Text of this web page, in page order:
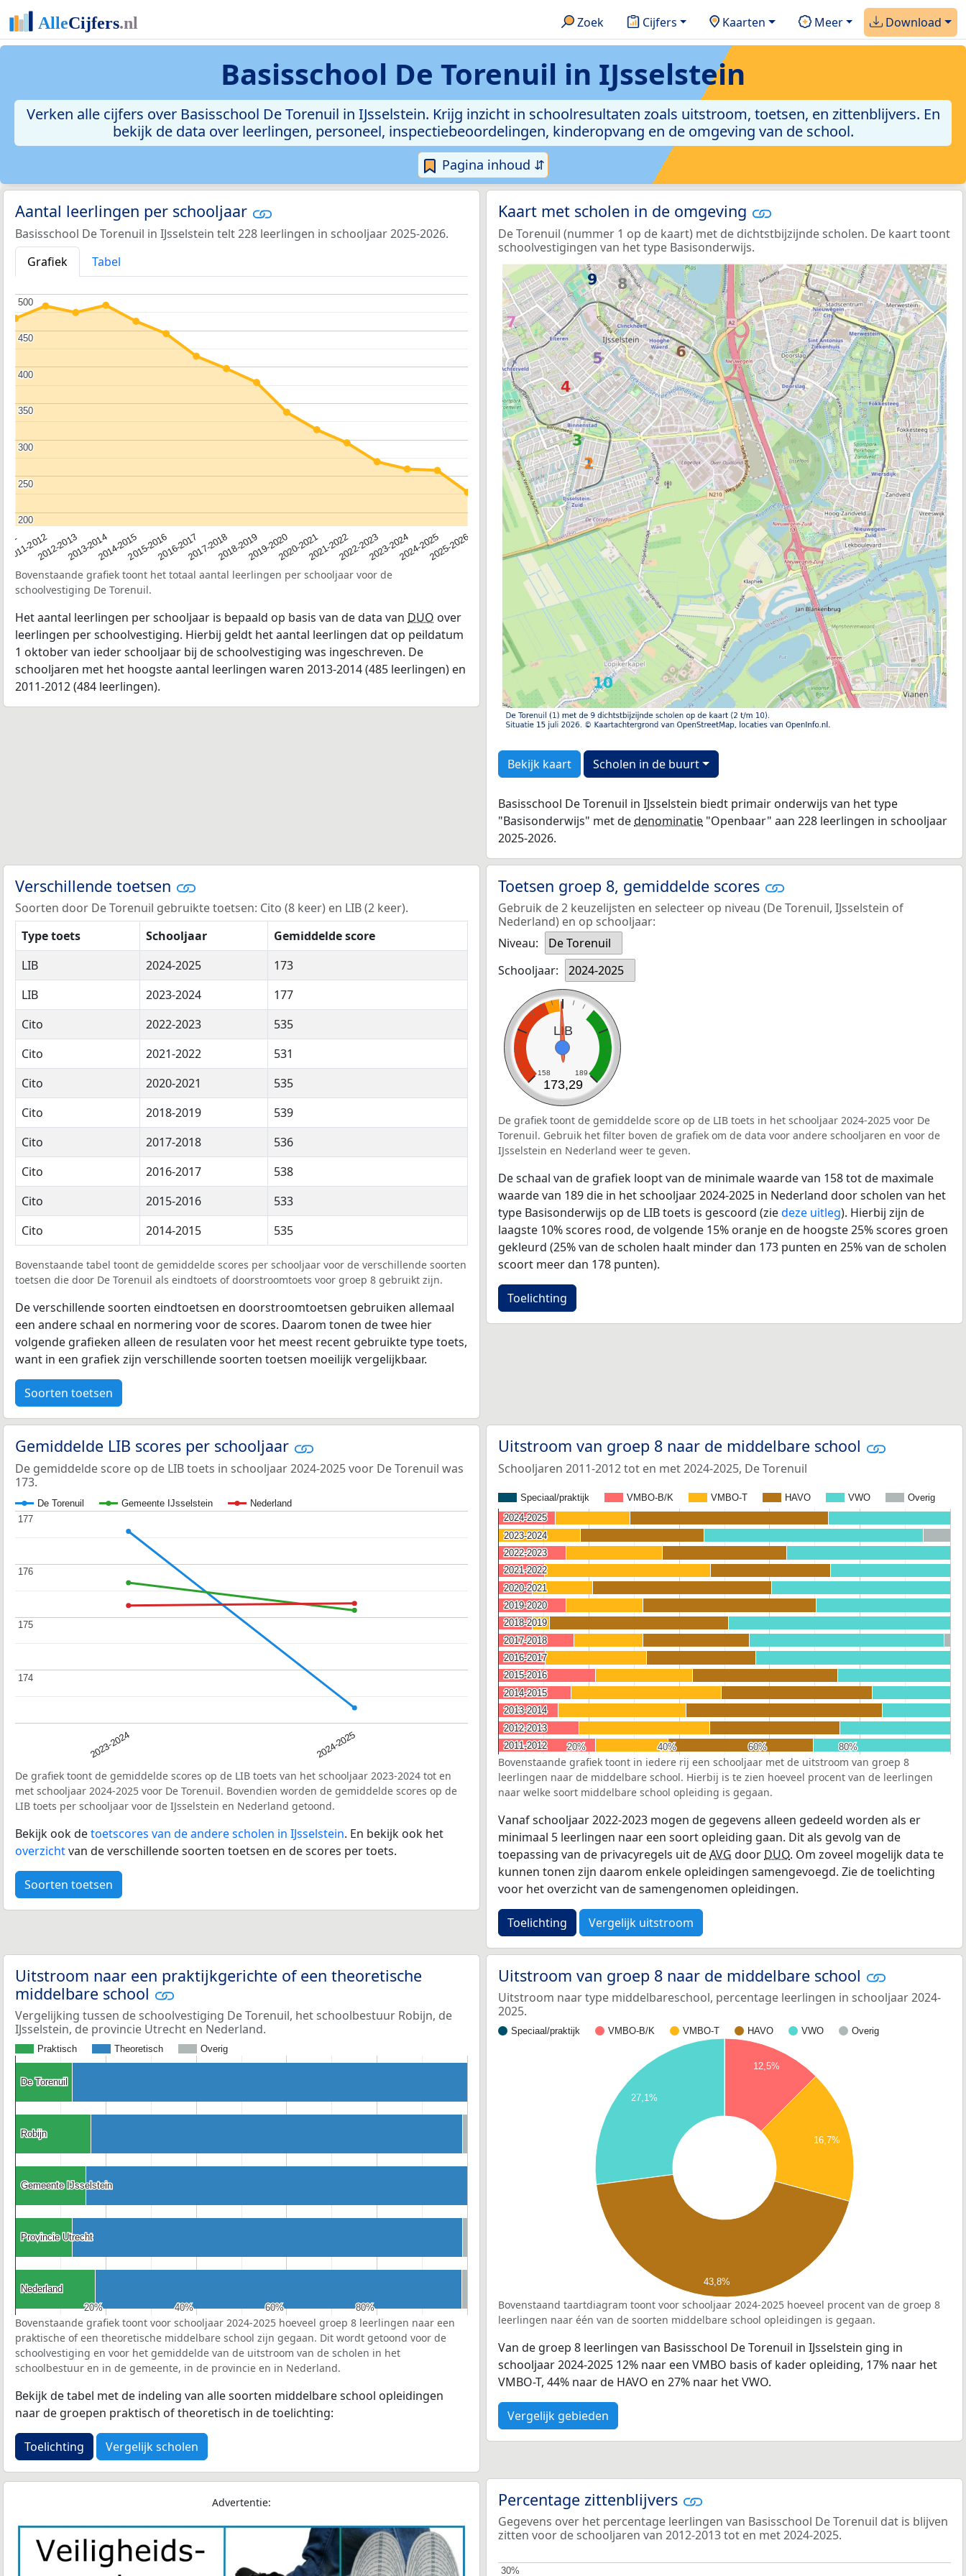
Zoek Cijfers Kaarten Meer Download
Basisschool De Torenuil in IJsselstein
Verken alle cijfers over Basisschool De Torenuil in IJsselstein. Krijg inzicht in schoolresultaten zoals uitstroom, toetsen, en zittenblijvers. En
bekijk de data over leerlingen, personeel, inspectiebeoordelingen, kinderopvang en de omgeving van de school.
Pagina inhoud ⇵
Aantal leerlingen per schooljaar
Basisschool De Torenuil in IJsselstein telt 228 leerlingen in schooljaar 2025-2026.
Grafiek
Tabel
2011-20122012-20132013-20142014-20152015-20162016-20172017-20182018-20192019-20202020-20212021-20222022-20232023-20242024-20252025-2026
200
200
250
250
300
300
350
350
400
400
450
450
500
500
Bovenstaande grafiek toont het totaal aantal leerlingen per schooljaar voor de
schoolvestiging De Torenuil.
Het aantal leerlingen per schooljaar is bepaald op basis van de data van DUO over
leerlingen per schoolvestiging. Hierbij geldt het aantal leerlingen dat op peildatum
1 oktober van ieder schooljaar bij de schoolvestiging was ingeschreven. De
schooljaren met het hoogste aantal leerlingen waren 2013-2014 (485 leerlingen) en
2011-2012 (484 leerlingen).
Kaart met scholen in de omgeving
De Torenuil (nummer 1 op de kaart) met de dichtstbijzijnde scholen. De kaart toont
schoolvestigingen van het type Basisonderwijs.
Bekijk kaart Scholen in de buurt
Basisschool De Torenuil in IJsselstein biedt primair onderwijs van het type
"Basisonderwijs" met dedenominatie "Openbaar" aan 228 leerlingen in schooljaar
2025-2026.
Verschillende toetsen
Soorten door De Torenuil gebruikte toetsen: Cito (8 keer) en LIB (2 keer).
Type toets
Schooljaar
Gemiddelde score
LIB
2024-2025
173
LIB
2023-2024
177
Cito
2022-2023
535
Cito
2021-2022
531
Cito
2020-2021
535
Cito
2018-2019
539
Cito
2017-2018
536
Cito
2016-2017
538
Cito
2015-2016
533
Cito
2014-2015 535
Bovenstaande tabel toont de gemiddelde scores per schooljaar voor de verschillende soorten
toetsen die door De Torenuil als eindtoets of doorstroomtoets voor groep 8 gebruikt zijn.
De verschillende soorten eindtoetsen en doorstroomtoetsen gebruiken allemaal
een andere schaal en normering voor de scores. Daarom tonen de twee hier
volgende grafieken alleen de resulaten voor het meest recent gebruikte type toets,
want in een grafiek zijn verschillende soorten toetsen moeilijk vergelijkbaar.
Soorten toetsen
Toetsen groep 8, gemiddelde scores
Gebruik de 2 keuzelijsten en selecteer op niveau (De Torenuil, IJsselstein of
Nederland) en op schooljaar:
Niveau:
De Torenuil
Schooljaar:
2024-2025
LIB
158 189
173,29
De grafiek toont de gemiddelde score op de LIB toets in het schooljaar 2024-2025 voor De
Torenuil. Gebruik het filter boven de grafiek om de data voor andere schooljaren en voor de
IJsselstein en Nederland weer te geven.
De schaal van de grafiek loopt van de minimale waarde van 158 tot de maximale
waarde van 189 die in het schooljaar 2024-2025 in Nederland door scholen van het
type Basisonderwijs op de LIB toets is gescoord (ziedeze uitleg). Hierbij zijn de
laagste 10% scores rood, de volgende 15% oranje en de hoogste 25% scores groen
gekleurd (25% van de scholen haalt minder dan 173 punten en 25% van de scholen
scoort meer dan 178 punten).
Toelichting
Gemiddelde LIB scores per schooljaar
De gemiddelde score op de LIB toets in schooljaar 2024-2025 voor De Torenuil was
173.
De Torenuil Gemeente IJsselstein Nederland
2023-2024 2024-2025
174
174
175
175
176
176
177
177
De grafiek toont de gemiddelde scores op de LIB toets van het schooljaar 2023-2024 tot en
met schooljaar 2024-2025 voor De Torenuil. Bovendien worden de gemiddelde scores op de
LIB toets per schooljaar voor de IJsselstein en Nederland getoond.
Bekijk ook detoetscores van de andere scholen in IJsselstein. En bekijk ook het
overzichtvan de verschillende soorten toetsen en de scores per toets.
Soorten toetsen
Uitstroom van groep 8 naar de middelbare school
Schooljaren 2011-2012 tot en met 2024-2025, De Torenuil
Speciaal/praktijk VMBO-B/K VMBO-T HAVO VWO Overig
20%
20% 40%
40% 60%
60% 80%
80%
2024-2025
2024-2025
2023-2024
2023-2024
2022-2023
2022-2023
2021-2022
2021-2022
2020-2021
2020-2021
2019-2020
2019-2020
2018-2019
2018-2019
2017-2018
2017-2018
2016-2017
2016-2017
2015-2016
2015-2016
2014-2015
2014-2015
2013-2014
2013-2014
2012-2013
2012-2013
2011-2012
2011-2012
Bovenstaande grafiek toont in iedere rij een schooljaar met de uitstroom van groep 8
leerlingen naar de middelbare school. Hierbij is te zien hoeveel procent van de leerlingen
naar welke soort middelbare school opleiding is gegaan.
Vanaf schooljaar 2022-2023 mogen de gegevens alleen gedeeld worden als er
minimaal 5 leerlingen naar een soort opleiding gaan. Dit als gevolg van de
toepassing van de privacyregels uit deAVG door DUO. Om zoveel mogelijk data te
kunnen tonen zijn daarom enkele opleidingen samengevoegd. Zie de toelichting
voor het overzicht van de samengenomen opleidingen.
Toelichting Vergelijk uitstroom
Uitstroom naar een praktijkgerichte of een theoretische
middelbare school
Vergelijking tussen de schoolvestiging De Torenuil, het schoolbestuur Robijn, de
IJsselstein, de provincie Utrecht en Nederland.
Praktisch Theoretisch Overig
20%
20% 40%
40% 60%
60% 80%
80%
De Torenuil
De Torenuil
Robijn
Robijn
Gemeente IJsselstein
Gemeente IJsselstein
Provincie Utrecht
Provincie Utrecht
Nederland
Nederland
Bovenstaande grafiek toont voor schooljaar 2024-2025 hoeveel groep 8 leerlingen naar een
praktische of een theoretische middelbare school zijn gegaan. Dit wordt getoond voor de
schoolvestiging en voor het gemiddelde van de uitstroom van de scholen in het
schoolbestuur en in de gemeente, in de provincie en in Nederland.
Bekijk de tabel met de indeling van alle soorten middelbare school opleidingen
naar de groepen praktisch of theoretisch in de toelichting:
Toelichting Vergelijk scholen
Uitstroom van groep 8 naar de middelbare school
Uitstroom naar type middelbareschool, percentage leerlingen in schooljaar 2024-
2025.
Speciaal/praktijk VMBO-B/K VMBO-T HAVO VWO Overig
12,5%
16,7%
27,1%
43,8%
Bovenstaand taartdiagram toont voor schooljaar 2024-2025 hoeveel procent van de groep 8
leerlingen naar één van de soorten middelbare school opleidingen is gegaan.
Van de groep 8 leerlingen van Basisschool De Torenuil in IJsselstein ging in
schooljaar 2024-2025 12% naar een VMBO basis of kader opleiding, 17% naar het
VMBO-T, 44% naar de HAVO en 27% naar het VWO.
Vergelijk gebieden
Advertentie: Percentage zittenblijvers
Gegevens over het percentage leerlingen van Basisschool De Torenuil dat is blijven
zitten voor de schooljaren van 2012-2013 tot en met 2024-2025.
30%
30%